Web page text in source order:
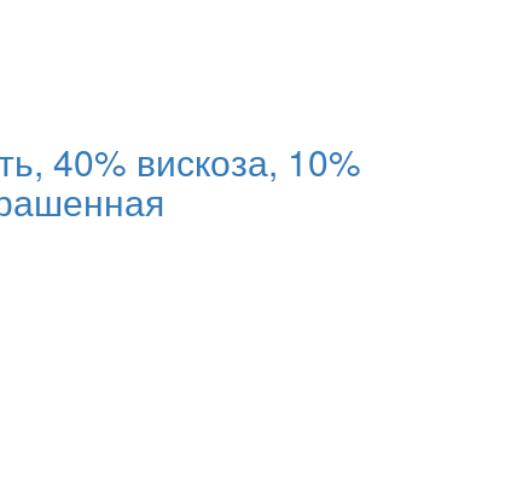
40% вискоза, 10%